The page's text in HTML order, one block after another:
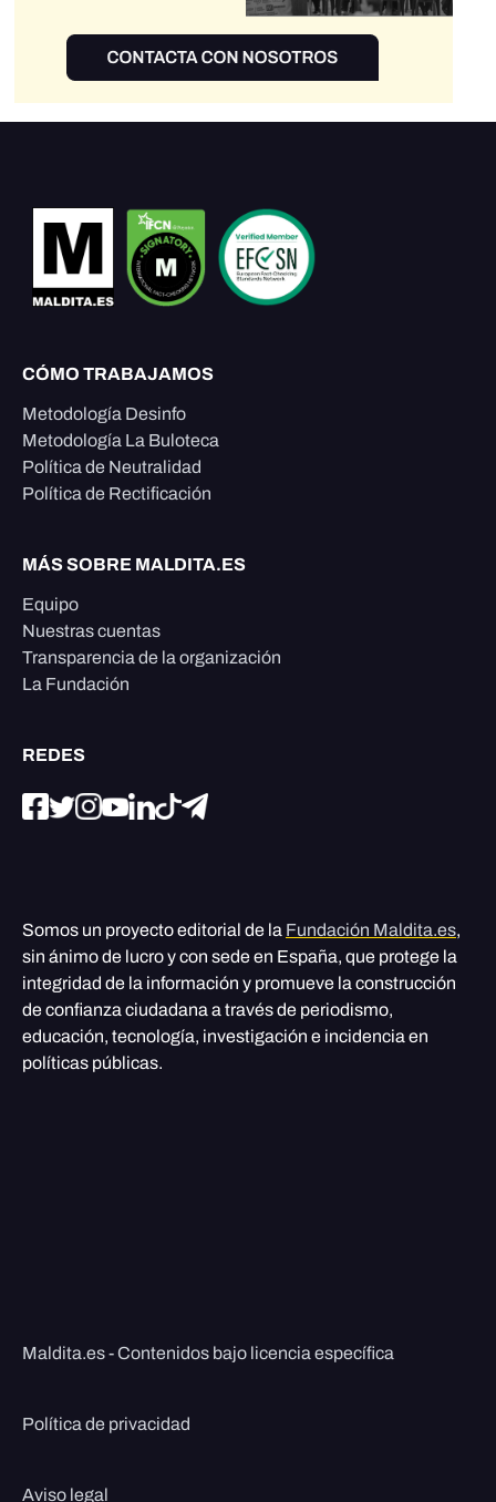
CÓMO TRABAJAMOS
Metodología Desinfo
Metodología La Buloteca
Política de Neutralidad
Política de Rectificación
MÁS SOBRE MALDITA.ES
Equipo
Nuestras cuentas
Transparencia de la organización
La Fundación
REDES
Somos un proyecto editorial de la Fundación Maldita.es,
sin ánimo de lucro y con sede en España, que protege la
integridad de la información y promueve la construcción
de confianza ciudadana a través de periodismo,
educación, tecnología, investigación e incidencia en
políticas públicas.
Maldita.es - Contenidos bajo licencia específica
Política de privacidad
Aviso legal